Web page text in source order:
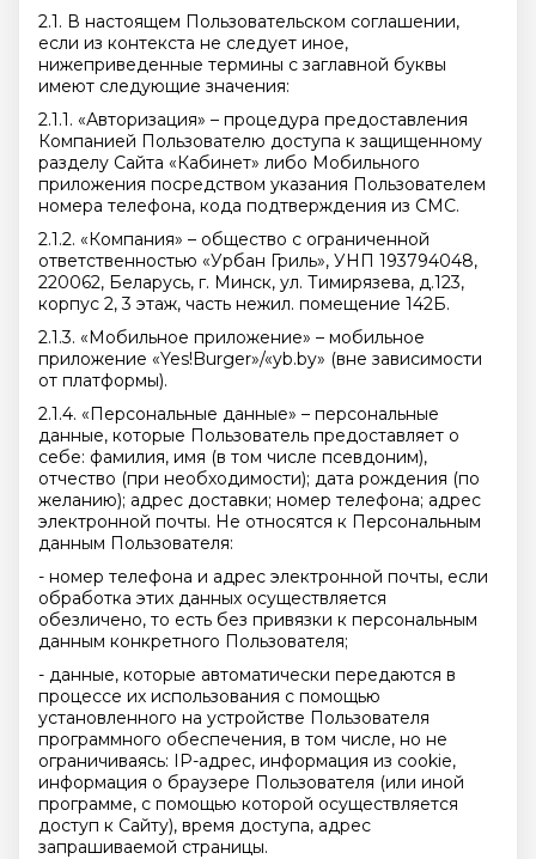
2.1. В настоящем Пользовательском соглашении,
если из контекста не следует иное,
нижеприведенные термины с заглавной буквы
имеют следующие значения:
2.1.1. «Авторизация» – процедура предоставления
Компанией Пользователю доступа к защищенному
разделу Сайта «Кабинет» либо Мобильного
приложения посредством указания Пользователем
номера телефона, кода подтверждения из СМС.
2.1.2. «Компания» – общество с ограниченной
ответственностью «Урбан Гриль», УНП 193794048,
220062, Беларусь, г. Минск, ул. Тимирязева, д.123,
корпус 2, 3 этаж, часть нежил. помещение 142Б.
2.1.3. «Мобильное приложение» – мобильное
приложение «Yes!Burger»/«yb.by» (вне зависимости
от платформы).
2.1.4. «Персональные данные» – персональные
данные, которые Пользователь предоставляет о
себе: фамилия, имя (в том числе псевдоним),
отчество (при необходимости); дата рождения (по
желанию); адрес доставки; номер телефона; адрес
электронной почты. Не относятся к Персональным
данным Пользователя:
- номер телефона и адрес электронной почты, если
обработка этих данных осуществляется
обезличено, то есть без привязки к персональным
данным конкретного Пользователя;
- данные, которые автоматически передаются в
процессе их использования с помощью
установленного на устройстве Пользователя
программного обеспечения, в том числе, но не
ограничиваясь: IP-адрес, информация из cookie,
информация о браузере Пользователя (или иной
программе, с помощью которой осуществляется
доступ к Сайту), время доступа, адрес
запрашиваемой страницы.